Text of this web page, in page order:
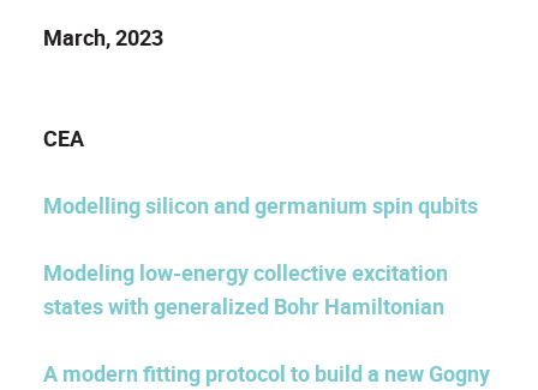
March, 2023
CEA
Modelling silicon and germanium spin qubits
Modeling low-energy collective excitation
states with generalized Bohr Hamiltonian
A modern fitting protocol to build a new Gogny